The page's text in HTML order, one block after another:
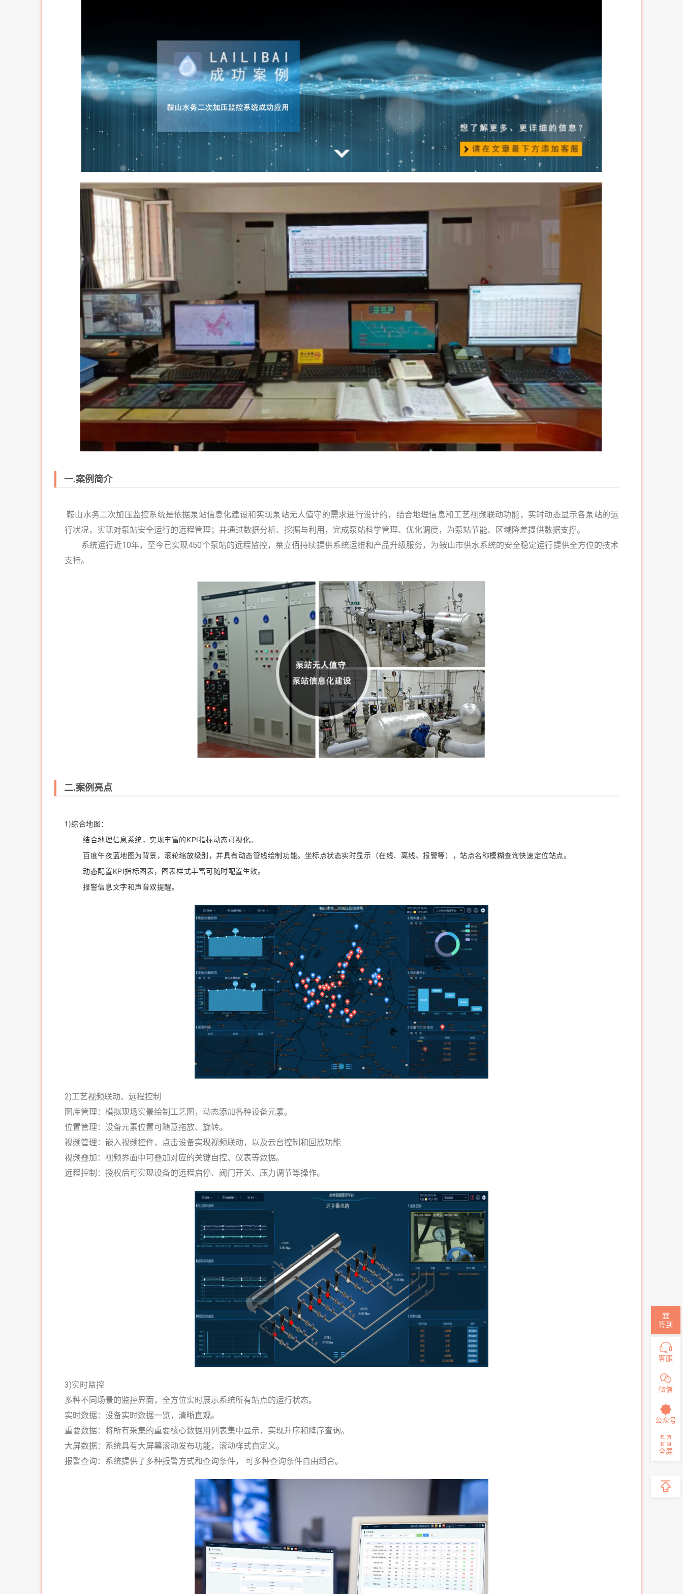
一.案例简介
鞍山水务二次加压监控系统是依据泵站信息化建设和实现泵站无人值守的需求进行设计的，结合地理信息和工艺视频联动功能，实时动态显示各泵站的运
行状况，实现对泵站安全运行的远程管理；并通过数据分析、挖掘与利用，完成泵站科学管理、优化调度，为泵站节能、区域降差提供数据支撑。
系统运行近10年，至今已实现450个泵站的远程监控，莱立佰持续提供系统运维和产品升级服务，为鞍山市供水系统的安全稳定运行提供全方位的技术
支持。
二.案例亮点
1)综合地图：
结合地理信息系统，实现丰富的KPI指标动态可视化。
百度午夜蓝地图为背景，滚轮缩放级别，并具有动态管线绘制功能。 坐标点状态实时显示（在线、离线、报警等），站点名称模糊查询快速定位站点。
动态配置KPI指标图表，图表样式丰富可随时配置生效。
报警信息文字和声音双提醒。
2)工艺视频联动、远程控制
图库管理： 模拟现场实景绘制工艺图，动态添加各种设备元素。
位置管理： 设备元素位置可随意拖放、旋转。
视频管理： 嵌入视频控件，点击设备实现视频联动，以及云台控制和回放功能
视频叠加： 视频界面中可叠加对应的关键自控、仪表等数据。
远程控制： 授权后可实现设备的远程启停、阀门开关、压力调节等操作。
3)实时监控
多种不同场景的监控界面，全方位实时展示系统所有站点的运行状态。
实时数据： 设备实时数据一览，清晰直观。
重要数据： 将所有采集的重要核心数据用列表集中显示，实现升序和降序查询。
大屏数据： 系统具有大屏幕滚动发布功能，滚动样式自定义。
报警查询： 系统提供了多种报警方式和查询条件， 可多种查询条件自由组合。
签到
客服
微信
公众号
全屏